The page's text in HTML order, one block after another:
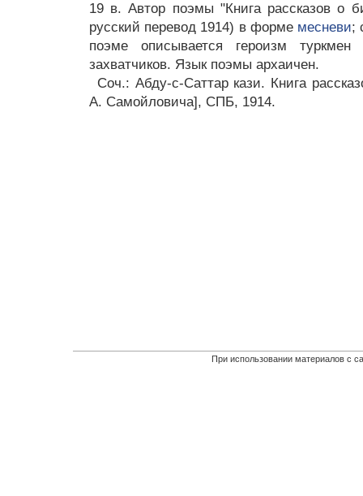
19 в. Автор поэмы "Книга рассказов о
русский перевод 1914) в форме месневи;
поэме описывается героизм
захватчиков. Язык поэмы архаичен.
Соч.: Абду-с-Саттар кази. Книга
А. Самойловича], СПБ, 1914.
При использовании материалов с